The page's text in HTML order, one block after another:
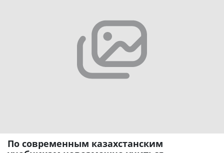
По современным казахстанским